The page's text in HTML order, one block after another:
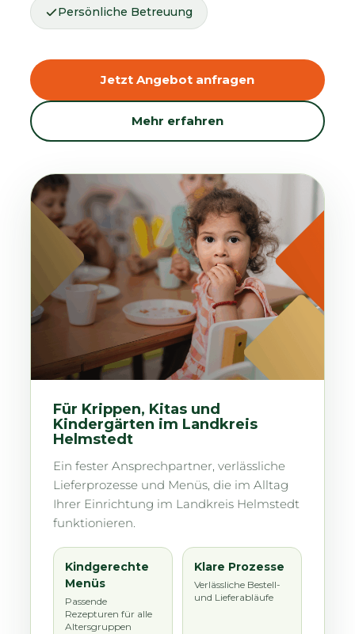
Persönliche Betreuung
Jetzt Angebot anfragen
Mehr erfahren
Für Krippen, Kitas und
Kindergärten im Landkreis
Helmstedt
Ein fester Ansprechpartner, verlässliche
Lieferprozesse und Menüs, die im Alltag
Ihrer Einrichtung im Landkreis Helmstedt
funktionieren.
Kindgerechte
Menüs
Passende
Rezepturen für alle
Altersgruppen
Klare Prozesse
Verlässliche Bestell-
und Lieferabläufe